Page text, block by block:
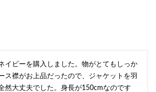
イビーを購入しました。物がとてもしっか
ス襟がお上品だったので、ジャケットを羽
然大丈夫でした。身長が150cmなのです